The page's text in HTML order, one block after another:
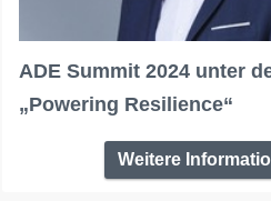
ADE Summit 2024 unter
„Powering Resilience“
Weitere